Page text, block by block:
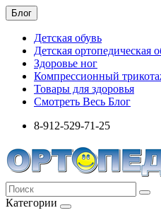
Блог
Детская обувь
Детская ортопедическая
Здоровье ног
Компрессионный
Товары для здоровья
Смотреть Весь Блог
8-912-529-71-25
Категории